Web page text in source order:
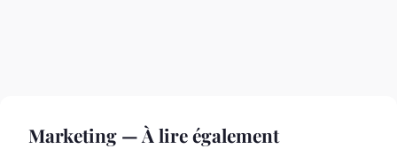
Marketing — À lire également